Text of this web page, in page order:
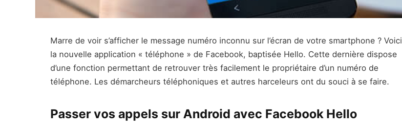
Marre de voir s’afficher le message numéro inconnu sur l’écran de votre smartphone ? Voici
la nouvelle application « téléphone » de Facebook, baptisée Hello. Cette dernière dispose
d’une fonction permettant de retrouver très facilement le propriétaire d’un numéro de
téléphone. Les démarcheurs téléphoniques et autres harceleurs ont du souci à se faire.
Passer vos appels sur Android avec Facebook Hello